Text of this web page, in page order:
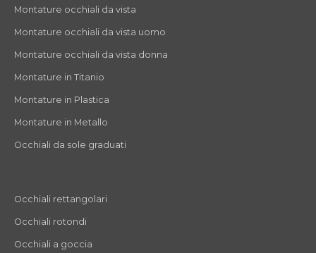
Montature occhiali da vista
Montature occhiali da vista uomo
Montature occhiali da vista donna
Montature in Titanio
Montature in Plastica
Montature in Metallo
Occhiali da sole graduati
Occhiali rettangolari
Occhiali rotondi
Occhiali a goccia